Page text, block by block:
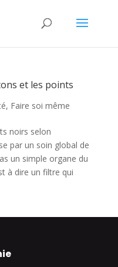
et les points
, Faire soi même
noirs selon
par un soin global de
un simple organe du
à dire un filtre qui